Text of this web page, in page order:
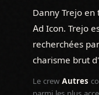
Danny Trejo
Ad Icon. Trejo
recherchées
charisme brut
Le crew Autres